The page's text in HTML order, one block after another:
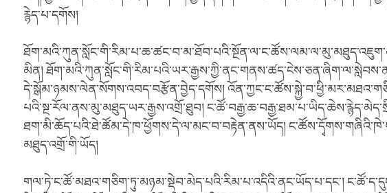
རྙེད་པ་དགོས།
མིན།
དེ་སྒོམ་ཉམས་ལེན་སོགས་འབད་བརྩོན་བྱེད་དགོས།
པའི་སྔ་རོལ་ནས་མུ་མཐུད་ཡར་རྒྱས་འགྲོ་ཐུབ།
ཐག་མི་ཆོད་པའི་ཐེ་ཚོམ་དེ་ཁ་ཕྱོགས་དེ་ལ་མང་བ་བརྟེན་ནས་ཡོད།
མཐུད་འགྲོ་གི་ཡོད།
གལ་ཏེ་ང་ཚོ་མཐའ་གཅིག་ཏུ་མཉམ་སྡེབ་མེད་པའི་རིམ་པ་འདིའི་ནང་ཡོད་པ་དང་།